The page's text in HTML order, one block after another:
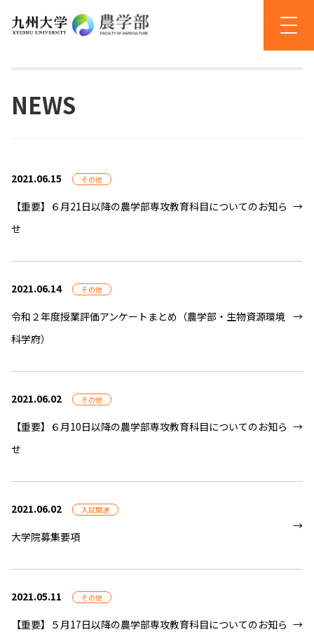
NEWS
2021.06.15 その他
【重要】６月21日以降の農学部専攻教育科目についてのお知ら
せ
2021.06.14 その他
令和２年度授業評価アンケートまとめ（農学部・生物資源環境
科学府）
2021.06.02 その他
【重要】６月10日以降の農学部専攻教育科目についてのお知ら
せ
2021.06.02 入試関連
大学院募集要項
2021.05.11 その他
【重要】５月17日以降の農学部専攻教育科目についてのお知ら